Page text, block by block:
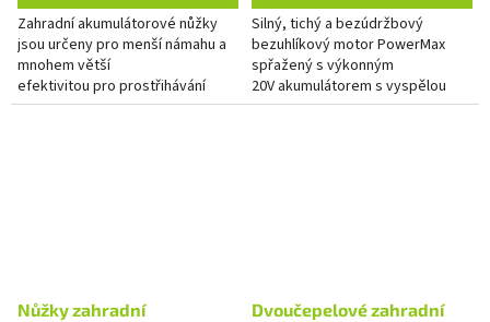
Zahradní akumulátorové nůžky
jsou určeny pro menší námahu a
mnohem větší
efektivitou pro prostřihávání
ovocných stromů , keřů, vinic...
Silný, tichý a bezúdržbový
bezuhlíkový motor PowerMax
spřažený s výkonným
20V akumulátorem s vyspělou
elektronikou a ochrannou
Nůžky zahradní
Dvoučepelové zahradní